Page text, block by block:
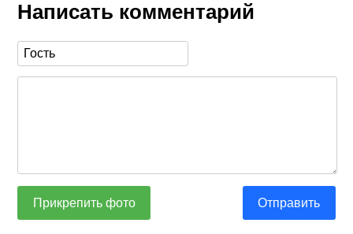
Написать комментарий
Прикрепить фото Отправить